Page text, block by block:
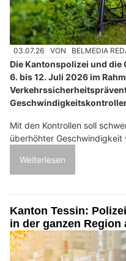
03.07.26 VON BELMEDIA
Die Kantonspolizei und die
6. bis 12. Juli 2026 im
Mit den Kontrollen soll
überhöhter
Weiterlesen
Kanton Tessin:
in der ganzen Region